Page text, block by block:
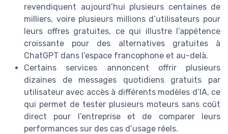
revendiquent aujourd’hui plusieurs centaines de
milliers, voire plusieurs millions d’utilisateurs pour
leurs offres gratuites, ce qui illustre l’appétence
croissante pour des alternatives gratuites à
ChatGPT dans l’espace francophone et au-delà.
Certains services annoncent offrir plusieurs
dizaines de messages quotidiens gratuits par
utilisateur avec accès à différents modèles d’IA, ce
qui permet de tester plusieurs moteurs sans coût
direct pour l’entreprise et de comparer leurs
performances sur des cas d’usage réels.